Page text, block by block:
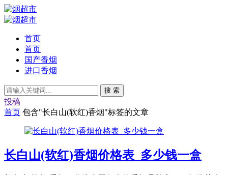
首页
首页
国产香烟
进口香烟
搜 索
投稿
首页 包含"长白山(软红)香烟"标签的文章
长白山(软红)香烟价格表_多少钱一盒